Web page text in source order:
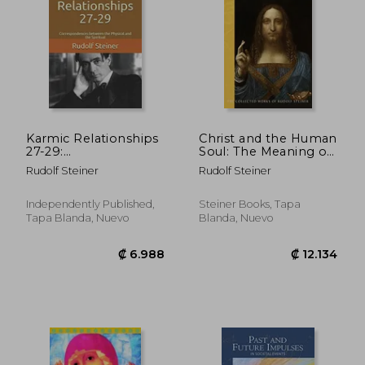
₡ 9.203
Karmic Relationships
27-29:
Correspondences
Between the Physical
(Advanced
Anthroposophy) (en
Rudolf Steiner
Independently Published,
Tapa Blanda, Nuevo
Christ and the Human
Soul: The Meaning of
Life – the Spiritual
Foundation of
Anthroposophy and
Christianity (Cw 155)
Rudolf Steiner
Steiner Books, Tapa
Blanda, Nuevo